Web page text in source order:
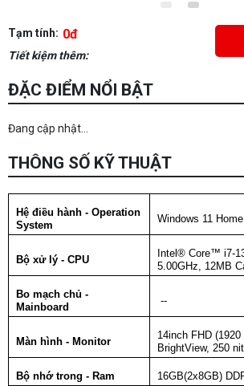
Tạm tính: 0đ
Tiết kiệm thêm:
ĐẶC ĐIỂM NỔI BẬT
Đang cập nhật...
THÔNG SỐ KỸ THUẬT
Hệ điều hành - Operation
System
Windows 11
Bộ xử lý - CPU
Intel® Core™ i7-
5.00GHz, 12MB
Bo mạch chủ -
Mainboard
--
Màn hình - Monitor
14inch FHD
BrightView, 250
Bộ nhớ trong - Ram 16GB(2x8GB)